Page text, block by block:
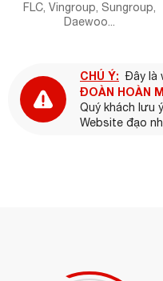
FLC, Vingroup, Sungroup,
Daewoo...
CHÚ Ý: Đây là
ĐOÀN HOÀN
Quý khách lưu
Website đạo